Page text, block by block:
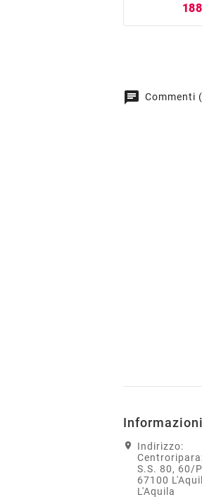
chat Commenti
Indirizzo:
S.S. 80, 60/
67100
L'Aquila